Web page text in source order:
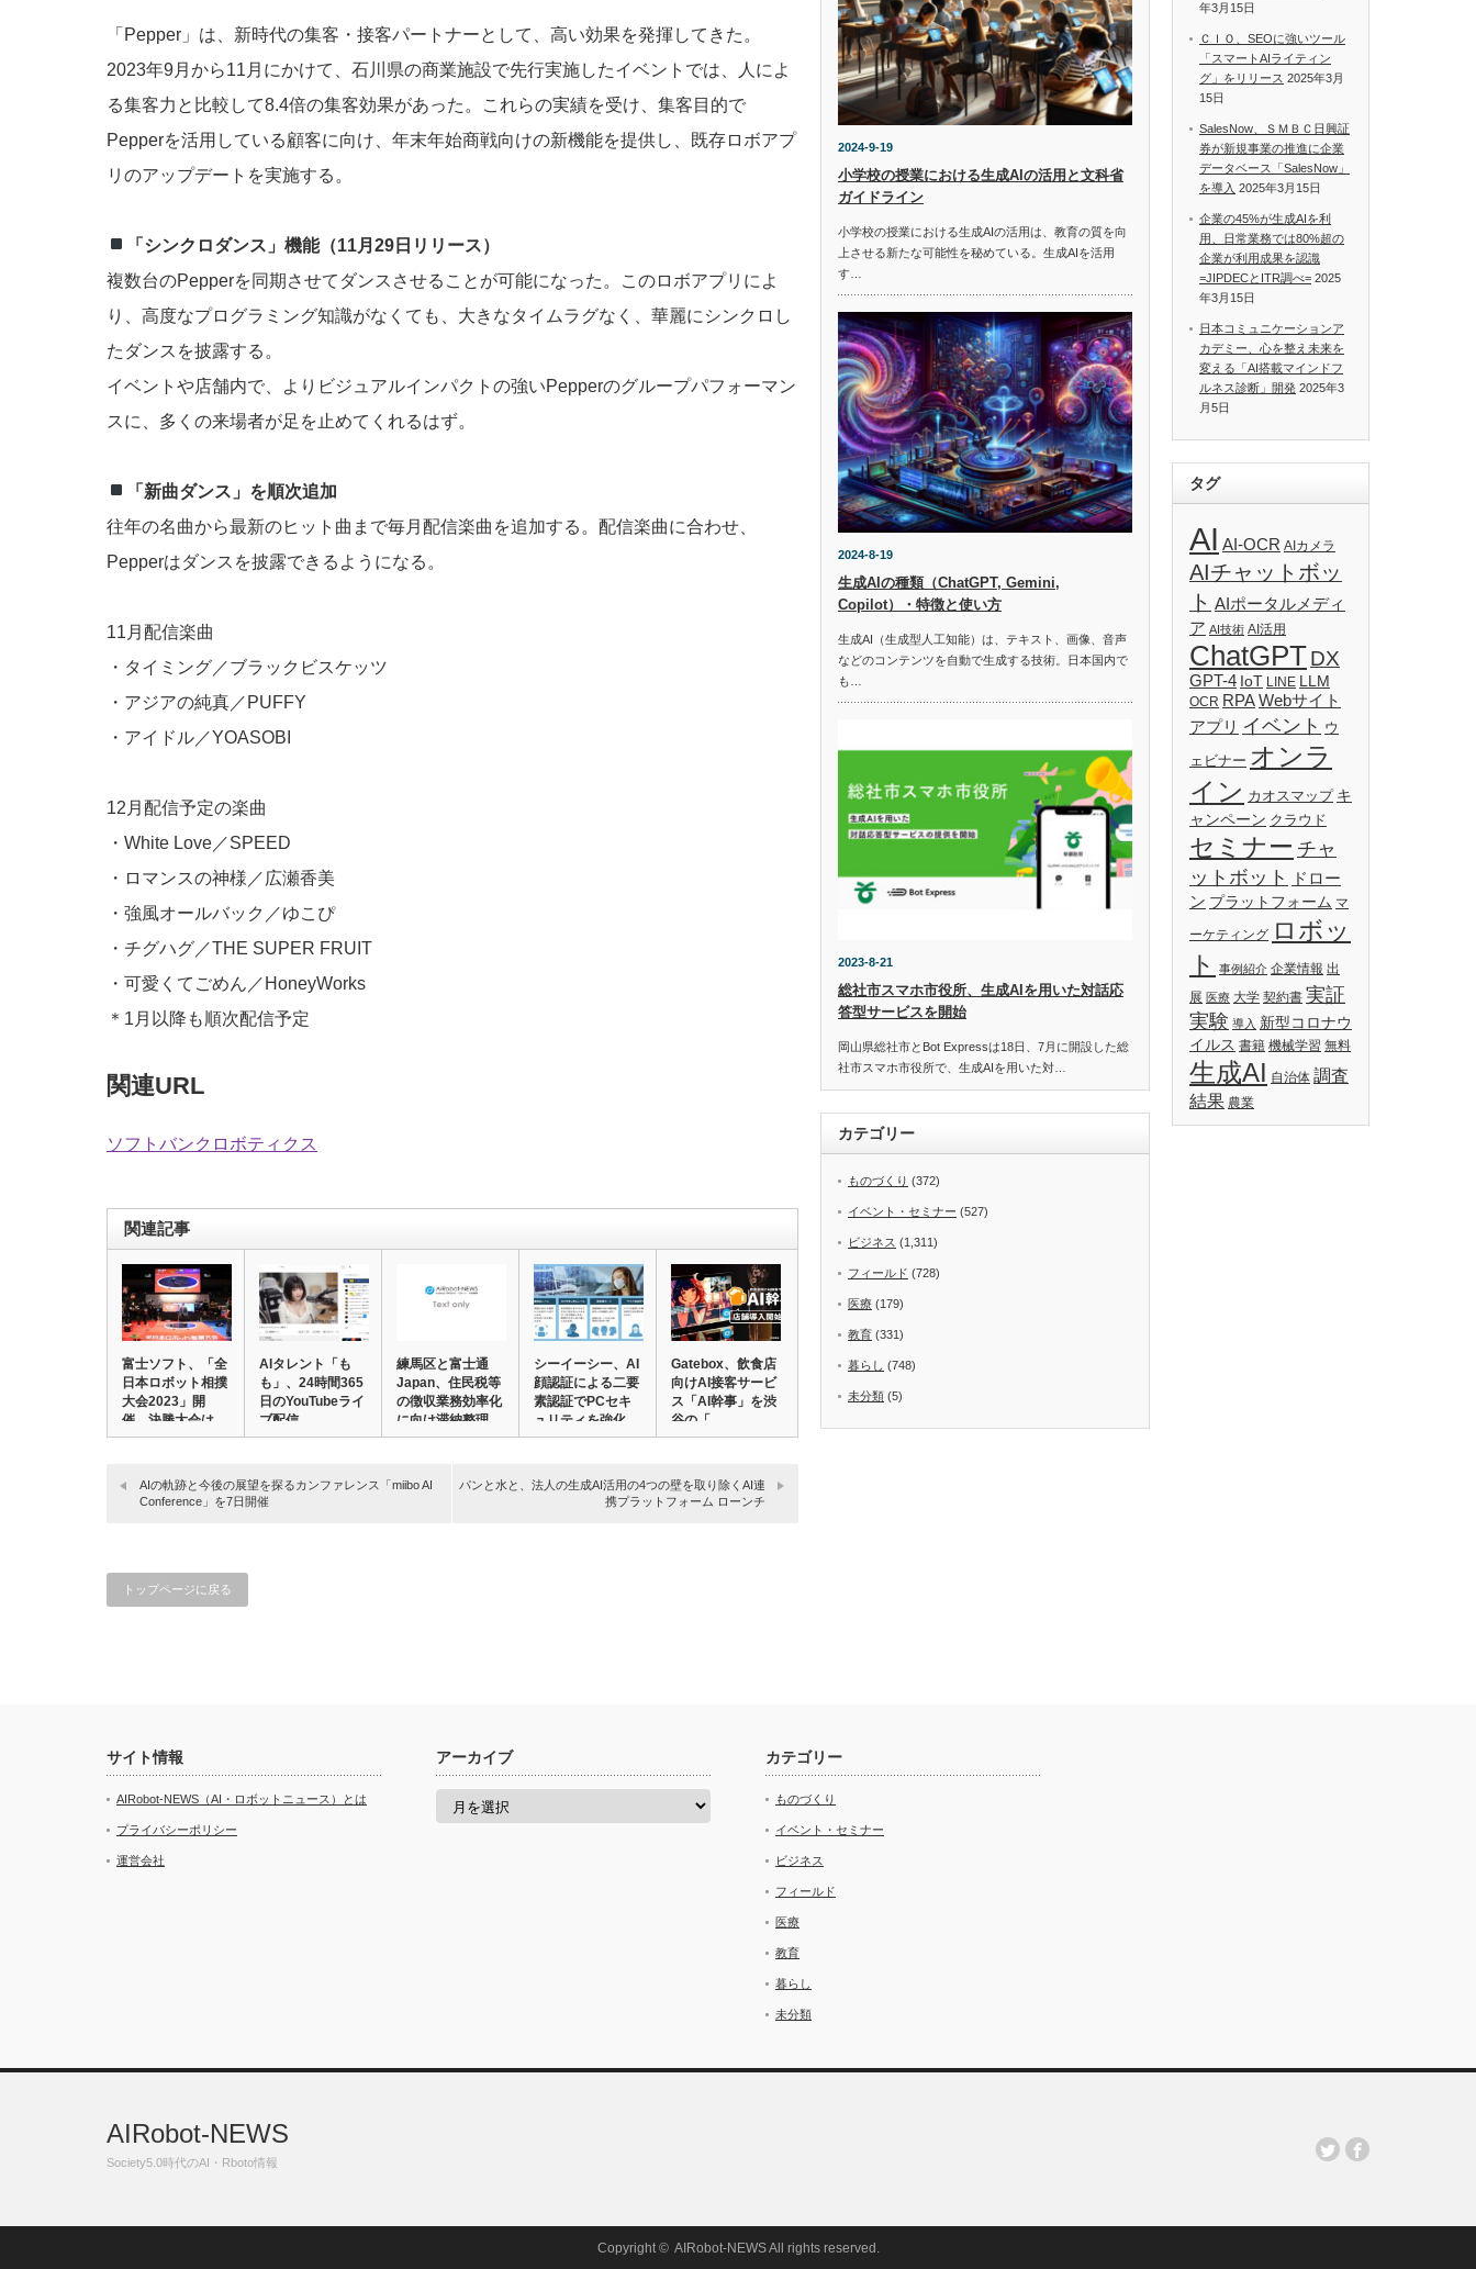
「Pepper」は、新時代の集客・接客パートナーとして、高い効果を発揮してきた。
2023年9月から11月にかけて、石川県の商業施設で先行実施したイベントでは、人によ
る集客力と比較して8.4倍の集客効果があった。これらの実績を受け、集客目的で
Pepperを活用している顧客に向け、年末年始商戦向けの新機能を提供し、既存ロボアプ
リのアップデートを実施する。
「シンクロダンス」機能（11月29日リリース）
複数台のPepperを同期させてダンスさせることが可能になった。このロボアプリによ
り、高度なプログラミング知識がなくても、大きなタイムラグなく、華麗にシンクロし
たダンスを披露する。
イベントや店舗内で、よりビジュアルインパクトの強いPepperのグループパフォーマン
スに、多くの来場者が足を止めてくれるはず。
「新曲ダンス」を順次追加
往年の名曲から最新のヒット曲まで毎月配信楽曲を追加する。配信楽曲に合わせ、
Pepperはダンスを披露できるようになる。
11月配信楽曲
・タイミング／ブラックビスケッツ
・アジアの純真／PUFFY
・アイドル／YOASOBI
12月配信予定の楽曲
・White Love／SPEED
・ロマンスの神様／広瀬香美
・強風オールバック／ゆこぴ
・チグハグ／THE SUPER FRUIT
・可愛くてごめん／HoneyWorks
＊1月以降も順次配信予定
関連URL
ソフトバンクロボティクス
関連記事
富士ソフト、「全
日本ロボット相撲
大会2023」開
催 決勝大会は
2…
AIタレント「も
も」、24時間365
日のYouTubeライ
ブ配信…
練馬区と富士通
Japan、住民税等
の徴収業務効率化
に向け滞納整理…
シーイーシー、AI
顔認証による二要
素認証でPCセキ
ュリティを強化…
Gatebox、飲食店
向けAI接客サービ
ス「AI幹事」を渋
谷の「…
AIの軌跡と今後の展望を探るカンファレンス「miibo AI
Conference」を7日開催
パンと水と、法人の生成AI活用の4つの壁を取り除くAI連
携プラットフォーム ローンチ
トップページに戻る
2024-9-19
小学校の授業における生成AIの活用と文科省
ガイドライン
小学校の授業における生成AIの活用は、教育の質を向
上させる新たな可能性を秘めている。生成AIを活用
す…
2024-8-19
生成AIの種類（ChatGPT, Gemini,
Copilot）・特徴と使い方
生成AI（生成型人工知能）は、テキスト、画像、音声
などのコンテンツを自動で生成する技術。日本国内で
も…
2023-8-21
総社市スマホ市役所、生成AIを用いた対話応
答型サービスを開始
岡山県総社市とBot Expressは18日、7月に開設した総
社市スマホ市役所で、生成AIを用いた対…
カテゴリー
ものづくり (372)
イベント・セミナー (527)
ビジネス (1,311)
フィールド (728)
医療 (179)
教育 (331)
暮らし (748)
未分類 (5)
年3月15日
ＣＩＯ、SEOに強いツール
「スマートAIライティン
グ」をリリース 2025年3月
15日
SalesNow、ＳＭＢＣ日興証
券が新規事業の推進に企業
データベース「SalesNow」
を導入 2025年3月15日
企業の45%が生成AIを利
用、日常業務では80%超の
企業が利用成果を認識
=JIPDECとITR調べ= 2025
年3月15日
日本コミュニケーションア
カデミー、心を整え未来を
変える「AI搭載マインドフ
ルネス診断」開発 2025年3
月5日
タグ
AI AI-OCR AIカメラ
AIチャットボッ
ト AIポータルメディ
ア AI技術 AI活用
ChatGPTDX
GPT-4 IoT LINE LLM
OCR RPAWebサイト
アプリ イベント ウ
ェビナー オンラ
イン カオスマップ キ
ャンペーン クラウド
セミナー チャ
ットボット
ドロー
ン プラットフォーム マ
ーケティング ロボッ
ト
事例紹介 企業情報 出
展 医療 大学 契約書 実証
実験 導入 新型コロナウ
イルス 書籍 機械学習 無料
生成AI 自治体 調査
結果 農業
サイト情報
AIRobot-NEWS（AI・ロボットニュース）とは
プライバシーポリシー
運営会社
アーカイブ
ア
カテゴリー
ものづくり
イベント・セミナー
ビジネス
フィールド
医療
教育
暮らし
未分類
AIRobot-NEWS
Society5.0時代のAI・Rboto情報
Copyright © AIRobot-NEWSAll rights reserved.